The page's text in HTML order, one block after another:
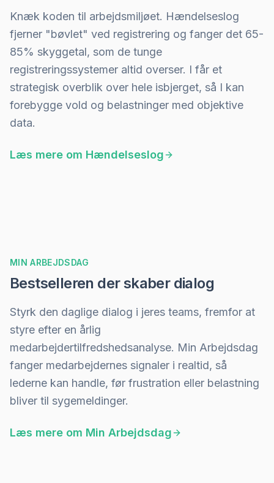
Knæk koden til arbejdsmiljøet. Hændelseslog
fjerner "bøvlet" ved registrering og fanger det 65-
85% skyggetal, som de tunge
registreringssystemer altid overser. I får et
strategisk overblik over hele isbjerget, så I kan
forebygge vold og belastninger med objektive
data.
Læs mere om Hændelseslog
MIN ARBEJDSDAG
Bestselleren der skaber dialog
Styrk den daglige dialog i jeres teams, fremfor at
styre efter en årlig
medarbejdertilfredshedsanalyse. Min Arbejdsdag
fanger medarbejdernes signaler i realtid, så
lederne kan handle, før frustration eller belastning
bliver til sygemeldinger.
Læs mere om Min Arbejdsdag